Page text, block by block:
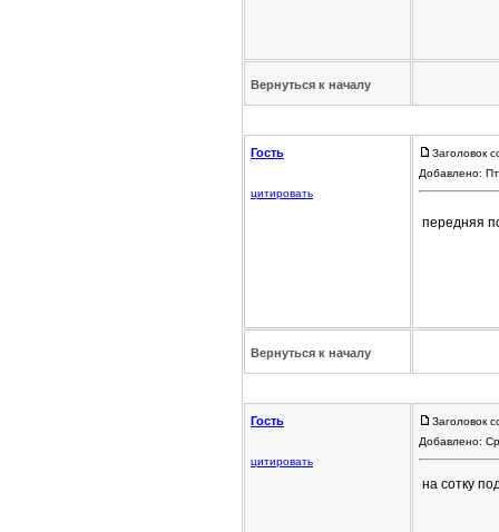
Вернуться к началу
Гость
цитировать
Заголовок
Добавлено:
передняя
Вернуться к началу
Гость
цитировать
Заголовок
Добавлено:
на сотку